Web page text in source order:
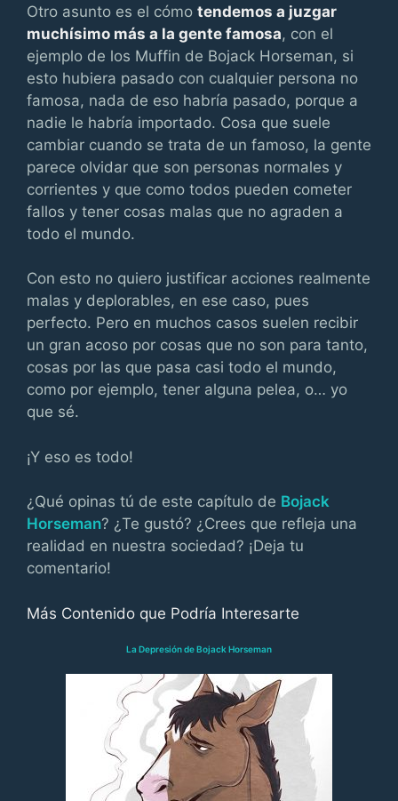
Otro asunto es el cómo tendemos a juzgar
muchísimo más a la gente famosa, con el
ejemplo de los Muffin de Bojack Horseman, si
esto hubiera pasado con cualquier persona no
famosa, nada de eso habría pasado, porque a
nadie le habría importado. Cosa que suele
cambiar cuando se trata de un famoso, la gente
parece olvidar que son personas normales y
corrientes y que como todos pueden cometer
fallos y tener cosas malas que no agraden a
todo el mundo.
Con esto no quiero justificar acciones realmente
malas y deplorables, en ese caso, pues
perfecto. Pero en muchos casos suelen recibir
un gran acoso por cosas que no son para tanto,
cosas por las que pasa casi todo el mundo,
como por ejemplo, tener alguna pelea, o… yo
que sé.
¡Y eso es todo!
¿Qué opinas tú de este capítulo de Bojack
Horseman? ¿Te gustó? ¿Crees que refleja una
realidad en nuestra sociedad? ¡Deja tu
comentario!
Más Contenido que Podría Interesarte
La Depresión de Bojack Horseman